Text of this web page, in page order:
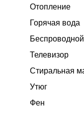
Отопление
Горячая вода
Телевизор
Стиральная
Утюг
Фен